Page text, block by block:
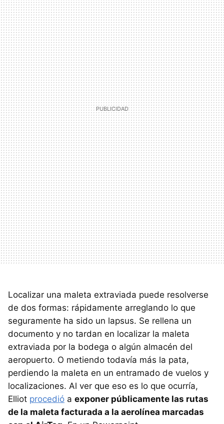
Localizar una maleta extraviada puede resolverse
de dos formas: rápidamente arreglando lo que
seguramente ha sido un lapsus. Se rellena un
documento y no tardan en localizar la maleta
extraviada por la bodega o algún almacén del
aeropuerto. O metiendo todavía más la pata,
perdiendo la maleta en un entramado de vuelos y
localizaciones. Al ver que eso es lo que ocurría,
Elliot procedió a exponer públicamente las rutas
de la maleta facturada a la aerolínea marcadas